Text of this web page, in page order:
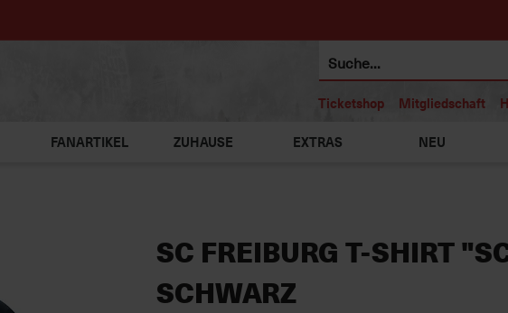
Ticketshop Mitgliedschaft
FANARTIKEL ZUHAUSE EXTRAS NEU
SC FREIBURG T-SHIRT
SCHWARZ